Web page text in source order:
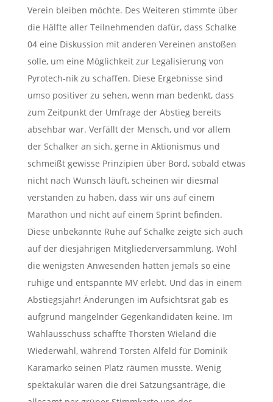
Verein bleiben möchte. Des Weiteren stimmte über
die Hälfte aller Teilnehmenden dafür, dass Schalke
04 eine Diskussion mit anderen Vereinen anstoßen
solle, um eine Möglichkeit zur Legalisierung von
Pyrotech-nik zu schaffen. Diese Ergebnisse sind
umso positiver zu sehen, wenn man bedenkt, dass
zum Zeitpunkt der Umfrage der Abstieg bereits
absehbar war. Verfällt der Mensch, und vor allem
der Schalker an sich, gerne in Aktionismus und
schmeißt gewisse Prinzipien über Bord, sobald etwas
nicht nach Wunsch läuft, scheinen wir diesmal
verstanden zu haben, dass wir uns auf einem
Marathon und nicht auf einem Sprint befinden.
Diese unbekannte Ruhe auf Schalke zeigte sich auch
auf der diesjährigen Mitgliederversammlung. Wohl
die wenigsten Anwesenden hatten jemals so eine
ruhige und entspannte MV erlebt. Und das in einem
Abstiegsjahr! Änderungen im Aufsichtsrat gab es
aufgrund mangelnder Gegenkandidaten keine. Im
Wahlausschuss schaffte Thorsten Wieland die
Wiederwahl, während Torsten Alfeld für Dominik
Karamarko seinen Platz räumen musste. Wenig
spektakulär waren die drei Satzungsanträge, die